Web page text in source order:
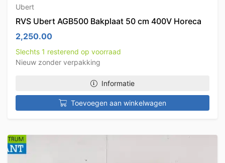
Ubert
RVS Ubert AGB500 Bakplaat 50 cm 400V Horeca
2,250.00
Slechts 1 resterend op voorraad
Nieuw zonder verpakking
Informatie
Toevoegen aan winkelwagen